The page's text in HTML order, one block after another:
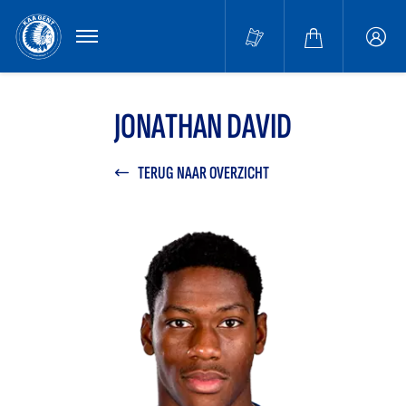
MENU
JONATHAN DAVID
TERUG NAAR OVERZICHT